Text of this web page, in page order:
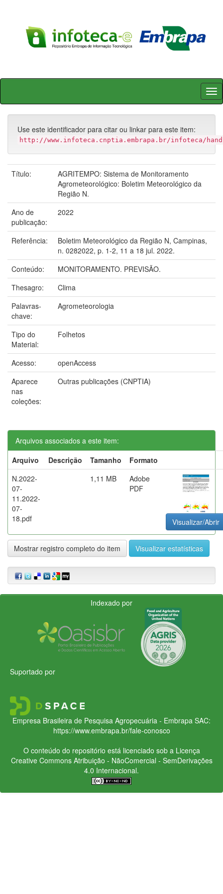
Skip
Use este identificador para citar ou linkar para este item:
http://www.infoteca.cnptia.embrapa.br/infoteca/
Título:
AGRITEMPO: Sistema de Monitoramento
Agrometeorológico: Boletim Meteorológico da
Região N.
Ano de
publicação:
2022
Referência:
Boletim Meteorológico da Região N, Campinas,
n. 0282022, p. 1-2, 11 a 18 jul. 2022.
Conteúdo:
MONITORAMENTO. PREVISÃO.
Thesagro:
Clima
Palavras-
chave:
Agrometeorologia
Tipo do
Material:
Folhetos
Acesso:
openAccess
Aparece
nas
coleções:
Outras publicações (CNPTIA)
Arquivos associados a este item:
Arquivo
Descrição Tamanho
Formato
N.2022-
07-
11.2022-
07-
18.pdf
1,11 MB
Adobe
PDF
Visualizar/Abrir
Mostrar registro completo do item Visualizar estatísticas
Indexado por
Suportado por
Empresa Brasileira de Pesquisa Agropecuária - Embrapa SAC:
https://www.embrapa.br/fale-conosco
O conteúdo do repositório está licenciado sob a Licença
Creative CommonsAtribuição - NãoComercial - SemDerivações
4.0 Internacional.